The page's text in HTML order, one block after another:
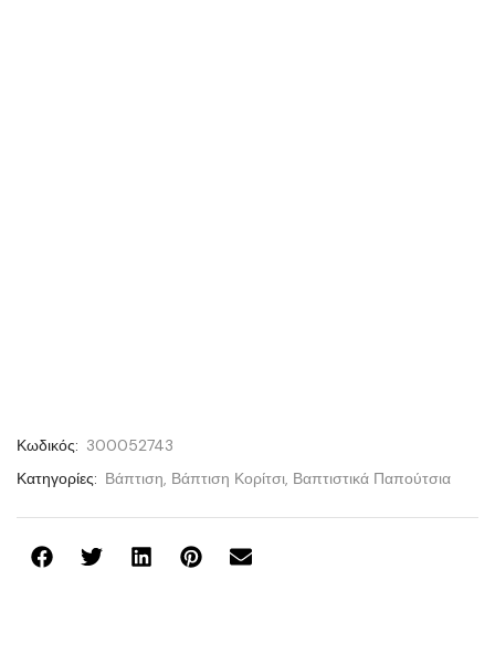
Κωδικός: 300052743
Κατηγορίες: Βάπτιση, Βάπτιση Κορίτσι, Βαπτιστικά Παπούτσια